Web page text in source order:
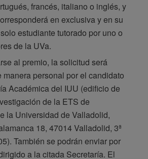
francés, italiano o inglés, y
en exclusiva y en su
estudiante tutorado por uno o
de la UVa.
al premio, la solicitud será
manera personal por el candidato
Académica del IUU (edificio de
de la ETS de
la Universidad de Valladolid,
18, 47014 Valladolid, 3ª
También se podrán enviar por
a la citada Secretaría. El